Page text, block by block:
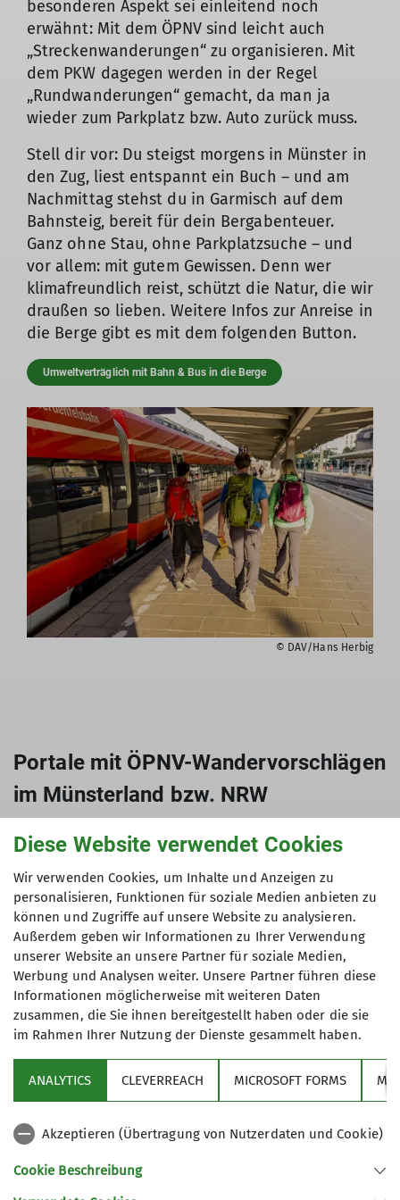
besonderen Aspekt sei einleitend noch
erwähnt: Mit dem ÖPNV sind leicht auch
„Streckenwanderungen“ zu organisieren. Mit
dem PKW dagegen werden in der Regel
„Rundwanderungen“ gemacht, da man ja
wieder zum Parkplatz bzw. Auto zurück muss.
Stell dir vor: Du steigst morgens in Münster in
den Zug, liest entspannt ein Buch – und am
Nachmittag stehst du in Garmisch auf dem
Bahnsteig, bereit für dein Bergabenteuer.
Ganz ohne Stau, ohne Parkplatzsuche – und
vor allem: mit gutem Gewissen. Denn wer
klimafreundlich reist, schützt die Natur, die wir
draußen so lieben. Weitere Infos zur Anreise in
die Berge gibt es mit dem folgenden Button.
Umweltverträglich mit Bahn & Bus in die Berge
© DAV/Hans Herbig
Portale mit ÖPNV-Wandervorschlägen
im Münsterland bzw. NRW
die Vorschläge für ÖPNV-Wanderungen enthalten.
Die unten erwähnten Links erheben keinen
Anspruch auf Vollständigkeit.
Wie aber das zahlreiche Angebot zeigt: „ÖPNV-
Wandern ist In“
https://www.mobil.nrw/erkunden/wanderrouten-
in-nrw.html
https://sgv-muenster.de/wandervorschlaege.html
https://www.dbregiobus-
nrw.de/angebot/wandern-mit-bus
https://www.baumberge-touristik.de/wandern-
1/ludgeruswanderweg
Diese Website verwendet Cookies
Wir verwenden Cookies, um Inhalte und Anzeigen zu
personalisieren, Funktionen für soziale Medien anbieten zu
können und Zugriffe auf unsere Website zu analysieren.
Außerdem geben wir Informationen zu Ihrer Verwendung
unserer Website an unsere Partner für soziale Medien,
Werbung und Analysen weiter. Unsere Partner führen diese
Informationen möglicherweise mit weiteren Daten
zusammen, die Sie ihnen bereitgestellt haben oder die sie
im Rahmen Ihrer Nutzung der Dienste gesammelt haben.
ANALYTICS CLEVERREACH MICROSOFT FORMS
Akzeptieren (Übertragung von Nutzerdaten und Cookie)
Cookie Beschreibung